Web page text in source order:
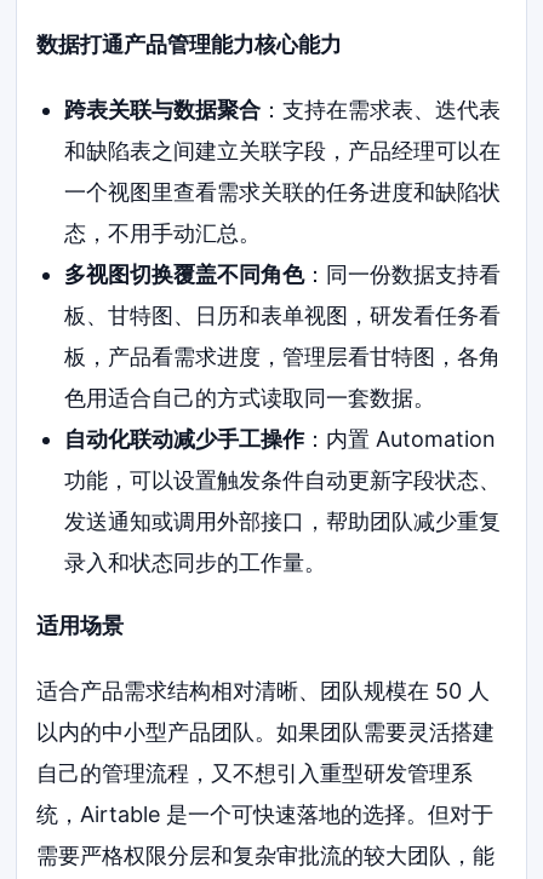
数据打通产品管理能力核心能力
跨表关联与数据聚合：支持在需求表、迭代表
和缺陷表之间建立关联字段，产品经理可以在
一个视图里查看需求关联的任务进度和缺陷状
态，不用手动汇总。
多视图切换覆盖不同角色：同一份数据支持看
板、甘特图、日历和表单视图，研发看任务看
板，产品看需求进度，管理层看甘特图，各角
色用适合自己的方式读取同一套数据。
自动化联动减少手工操作：内置 Automation
功能，可以设置触发条件自动更新字段状态、
发送通知或调用外部接口，帮助团队减少重复
录入和状态同步的工作量。
适用场景
适合产品需求结构相对清晰、团队规模在 50 人
以内的中小型产品团队。如果团队需要灵活搭建
自己的管理流程，又不想引入重型研发管理系
统，Airtable 是一个可快速落地的选择。但对于
需要严格权限分层和复杂审批流的较大团队，能